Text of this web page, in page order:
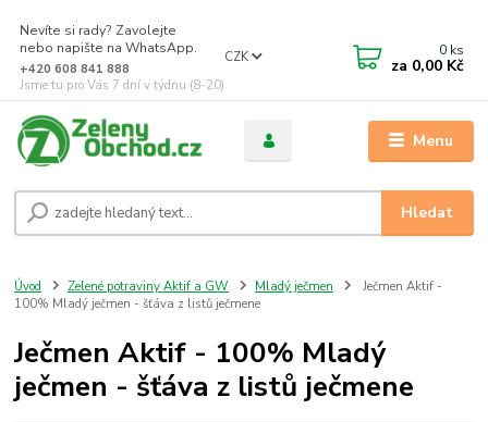
Menu
CZK
Hledat
Nevíte si rady? Zavolejte
nebo napište na WhatsApp.
+420 608 841 888
Jsme tu pro Vás 7 dní v týdnu (8-20)
0 ks
za 0,00 Kč
Úvod Zelené potraviny Aktif a GW Mladý ječmen
Ječmen Aktif -
100% Mladý ječmen - šťáva z listů ječmene
Ječmen Aktif - 100% Mladý
ječmen - šťáva z listů ječmene